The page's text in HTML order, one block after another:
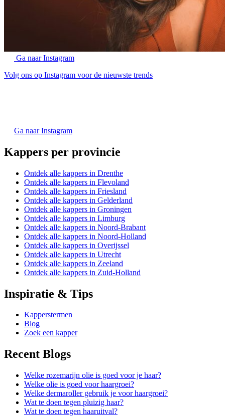
Ga naar Instagram
Volg ons op Instagram voor de nieuwste trends
Ga naar Instagram
Kappers per provincie
Ontdek alle kappers in Drenthe
Ontdek alle kappers in Flevoland
Ontdek alle kappers in Friesland
Ontdek alle kappers in Gelderland
Ontdek alle kappers in Groningen
Ontdek alle kappers in Limburg
Ontdek alle kappers in Noord-Brabant
Ontdek alle kappers in Noord-Holland
Ontdek alle kappers in Overijssel
Ontdek alle kappers in Utrecht
Ontdek alle kappers in Zeeland
Ontdek alle kappers in Zuid-Holland
Inspiratie & Tips
Kapperstermen
Blog
Zoek een kapper
Recent Blogs
Welke rozemarijn olie is goed voor je haar?
Welke olie is goed voor haargroei?
Welke dermaroller gebruik je voor haargroei?
Wat te doen tegen pluizig haar?
Wat te doen tegen haaruitval?